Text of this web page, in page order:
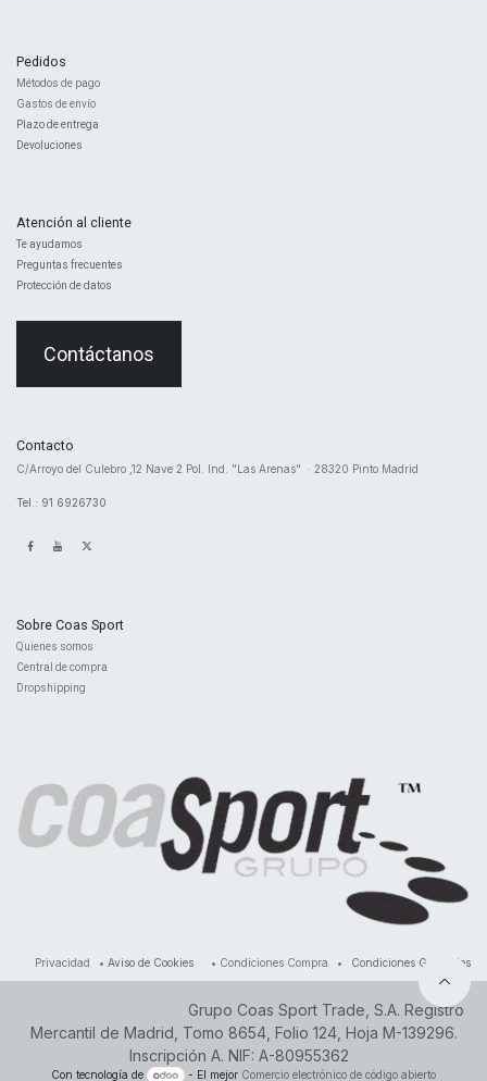
Pedidos
Métodos de pago
Gastos de envío
Plazo de entrega
Devoluciones
Atención al cliente
Te ayudamos
Preguntas frecuentes
Protección de datos
Contáctanos
Contacto
​C/Arroyo del Culebro ,12 Nave 2 ​Pol. Ind. "Las Arenas" · 28320 Pinto Madrid
Tel.: 91 6926730
Sobre Coas Sport
Quienes ​somos
Central de compra
Dropshipping
Privacidad • Aviso de Cookies • Condiciones Compra • Condiciones Generales
Grupo Coas Sport Trade, S.A. Registro
Mercantil de Madrid, Tomo 8654, Folio 124, Hoja M-139296.
Inscripción A. NIF: A-80955362
Con tecnología de - El mejor Comercio electrónico de código abierto